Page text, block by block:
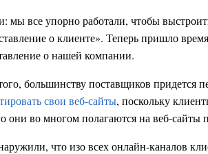
мы все упорно работали, чтобы
о клиенте». Теперь пришло
о нашей компании.
большинству поставщиков придется
свои веб-сайты, поскольку
они во многом полагаются на веб-сайты
что изо всех онлайн-каналов